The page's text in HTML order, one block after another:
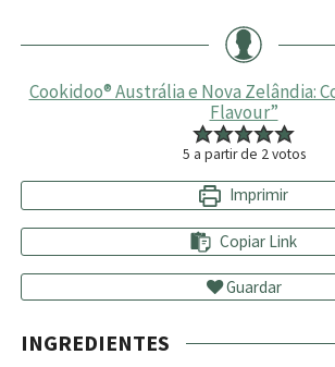
Cookidoo® Austrália e Nova Zelândia:
Flavour”
5 a partir de 2votos
Imprimir
Copiar Link
Guardar
INGREDIENTES